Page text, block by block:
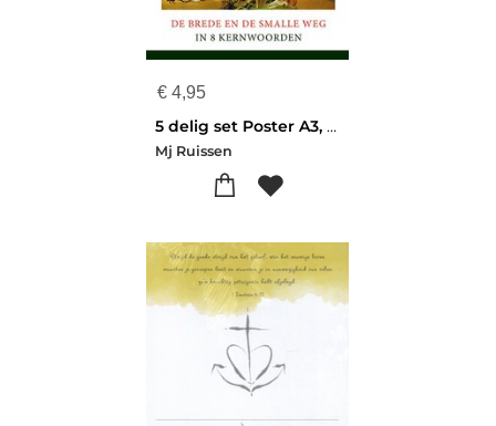
€ 4,95
5 delig set Poster A3, Brede en smalle weg
Mj Ruissen